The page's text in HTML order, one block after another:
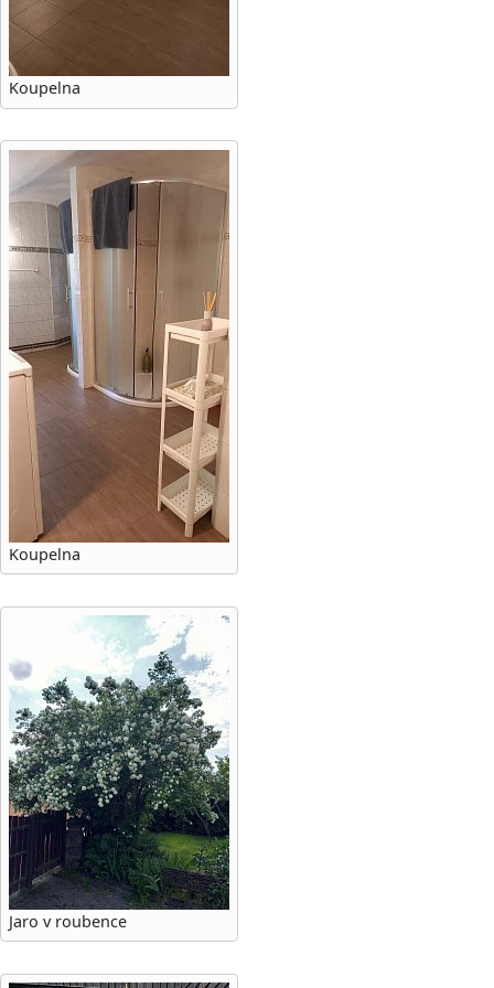
Koupelna
Koupelna
Jaro v roubence